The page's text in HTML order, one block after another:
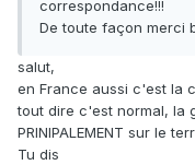
correspondance!!!
De toute façon merci
salut,
en France aussi c'est la
tout dire c'est normal, la
PRINIPALEMENT sur le
Tu dis